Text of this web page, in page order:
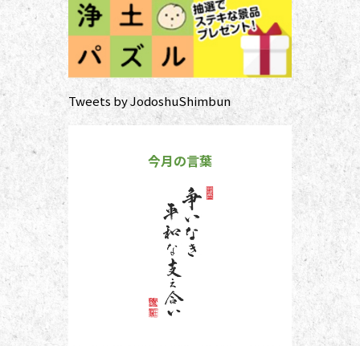
Tweets by JodoshuShimbun
今月の言葉